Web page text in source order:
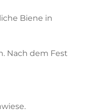
Biene in
Nach dem Fest